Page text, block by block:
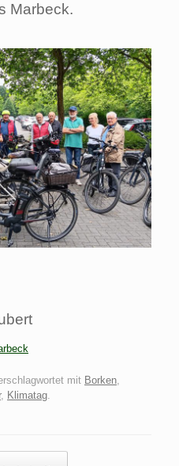
Marbeck.
mit Borken
, Klimatag